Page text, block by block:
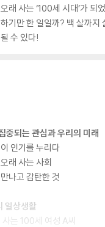
래 사는 ‘100세 시대’가 되
기만 한 일일까? 백 살까지
수 있다!
중되는 관심과 우리의 미래
인기를 누리다
래 사는 사회
나고 감탄한 것
일상생활
는 100세 여성 A씨